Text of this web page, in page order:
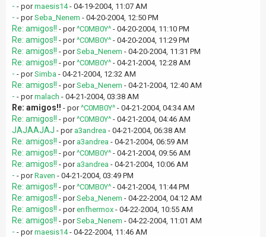
- - pormaesis14- 04-19-2004, 11:07 AM
- - porSeba_Nenem - 04-20-2004, 12:50 PM
Re: amigos!! - por^C0MB0Y^ - 04-20-2004, 11:10 PM
Re: amigos!! - por^C0MB0Y^ - 04-20-2004, 11:29 PM
Re: amigos!! - porSeba_Nenem - 04-20-2004, 11:31 PM
Re: amigos!! - por^C0MB0Y^ - 04-21-2004, 12:28 AM
- - porSimba - 04-21-2004, 12:32 AM
Re: amigos!! - porSeba_Nenem - 04-21-2004, 12:40 AM
- - pormalach - 04-21-2004, 03:38 AM
Re: amigos!! - por^C0MB0Y^ - 04-21-2004, 04:34 AM
Re: amigos!! - por^C0MB0Y^ - 04-21-2004, 04:46 AM
JAJAAJAJ - por a3andrea - 04-21-2004, 06:38 AM
Re: amigos!! - por a3andrea - 04-21-2004, 06:59 AM
Re: amigos!! - por^C0MB0Y^ - 04-21-2004, 09:56 AM
Re: amigos!! - por a3andrea - 04-21-2004, 10:06 AM
- - porRaven - 04-21-2004, 03:49 PM
Re: amigos!! - por^C0MB0Y^ - 04-21-2004, 11:44 PM
Re: amigos!! - porSeba_Nenem - 04-22-2004, 04:12 AM
Re: amigos!! - porenfhermox - 04-22-2004, 10:55 AM
Re: amigos!! - porSeba_Nenem - 04-22-2004, 11:01 AM
- - pormaesis14- 04-22-2004, 11:46 AM